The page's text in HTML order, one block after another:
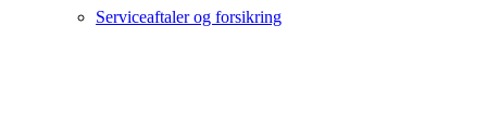
Serviceaftaler og forsikring